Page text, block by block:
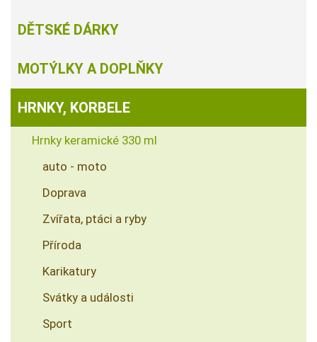
DĚTSKÉ DÁRKY
MOTÝLKY A DOPLŇKY
HRNKY, KORBELE
Hrnky keramické 330 ml
auto - moto
Doprava
Zvířata, ptáci a ryby
Příroda
Karikatury
Svátky a události
Sport